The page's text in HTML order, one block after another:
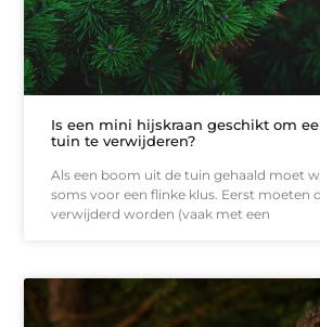
Is een mini hijskraan geschikt om
tuin te verwijderen?
Als een boom uit de tuin gehaald moet
soms voor een flinke klus. Eerst moeten
verwijderd worden (vaak met een